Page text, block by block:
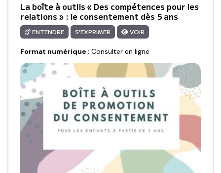
La boîte à outils « Des compétences pour les
relations » : le consentement dès 5 ans
ENTENDRE S'EXPRIMER VOIR
Format numérique : Consulter en ligne